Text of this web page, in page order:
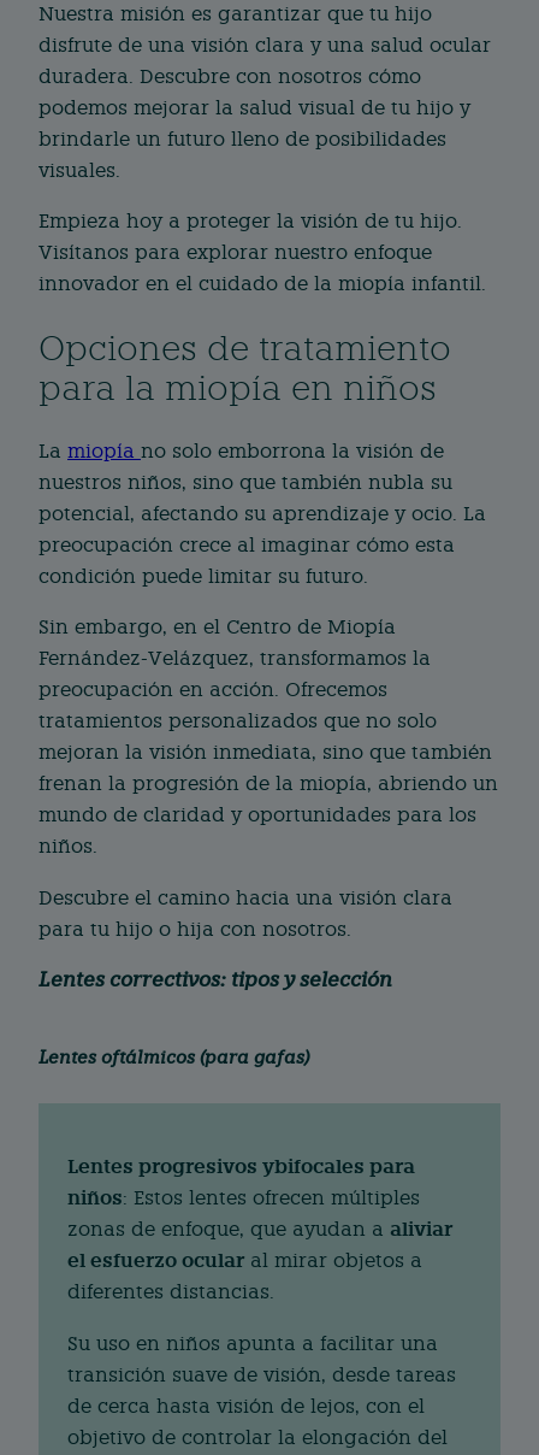
Nuestra misión es garantizar que tu hijo
disfrute de una visión clara y una salud ocular
duradera. Descubre con nosotros cómo
podemos mejorar la salud visual de tu hijo y
brindarle un futuro lleno de posibilidades
visuales.
Empieza hoy a proteger la visión de tu hijo.
Visítanos para explorar nuestro enfoque
innovador en el cuidado de la miopía infantil.
Opciones de tratamiento
para la miopía en niños
La miopía no solo emborrona la visión de
nuestros niños, sino que también nubla su
potencial, afectando su aprendizaje y ocio. La
preocupación crece al imaginar cómo esta
condición puede limitar su futuro.
Sin embargo, en el Centro de Miopía
Fernández-Velázquez, transformamos la
preocupación en acción. Ofrecemos
tratamientos personalizados que no solo
mejoran la visión inmediata, sino que también
frenan la progresión de la miopía, abriendo un
mundo de claridad y oportunidades para los
niños.
Descubre el camino hacia una visión clara
para tu hijo o hija con nosotros.
Lentes correctivos: tipos y selección
Lentes oftálmicos (para gafas)
Lentes progresivos ybifocales para
niños: Estos lentes ofrecen múltiples
zonas de enfoque, que ayudan a aliviar
el esfuerzo ocular al mirar objetos a
diferentes distancias.
Su uso en niños apunta a facilitar una
transición suave de visión, desde tareas
de cerca hasta visión de lejos, con el
objetivo de controlar la elongación del